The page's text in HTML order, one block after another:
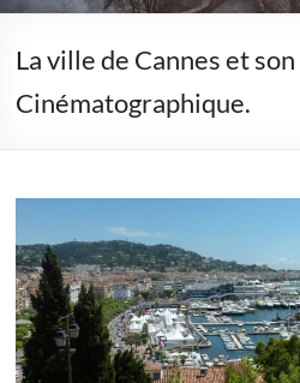
La ville de Cannes et
Cinématographique.